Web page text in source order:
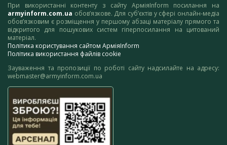
При використанні контенту з сайту АрміяInform посилання на
armyinform.com.ua обов’язкове. Для суб’єктів у сфері онлайн-медіа
обов’язковим є розміщення у першому абзаці матеріалу прямого та
відкритого для пошукових систем гіперпосилання на цитований
матеріал.
Політика користування сайтом АрміяInform
Політика використання файлів cookie
Зауваження та пропозиції по роботі сайту надсилайте на адресу:
webmaster@armyinform.com.ua